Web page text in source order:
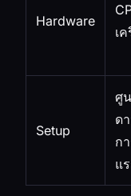
Hardware
เ
Setup
ศู
ด
ก
แ